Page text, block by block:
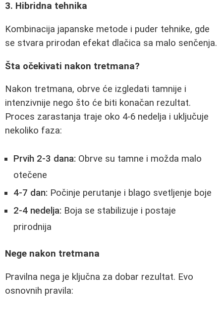
3. Hibridna tehnika
Kombinacija japanske metode i puder tehnike, gde
se stvara prirodan efekat dlačica sa malo senčenja.
Šta očekivati nakon tretmana?
Nakon tretmana, obrve će izgledati tamnije i
intenzivnije nego što će biti konačan rezultat.
Proces zarastanja traje oko 4-6 nedelja i uključuje
nekoliko faza:
Prvih 2-3 dana: Obrve su tamne i možda malo
otečene
4-7 dan: Počinje perutanje i blago svetljenje boje
2-4 nedelja: Boja se stabilizuje i postaje
prirodnija
Nege nakon tretmana
Pravilna nega je ključna za dobar rezultat. Evo
osnovnih pravila: